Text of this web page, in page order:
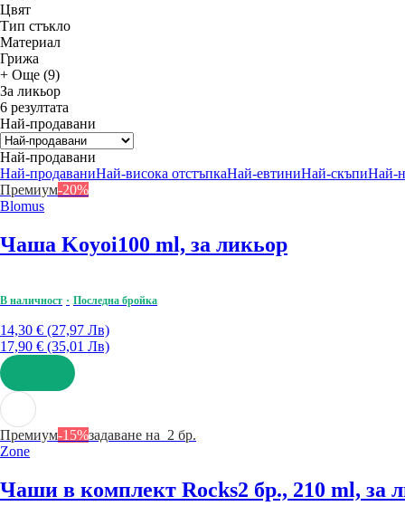
Цвят
Тип стъкло
Материал
Грижа
+ Още (9)
За ликьор
6 резултата
Най-продавани
Най-продавани
Най-продаваниНай-висока отстъпкаНай-евтиниНай-скъпиНай-
Премиум-20%
Blomus
Чаша Koyoi100 ml, за ликьор
В наличност Последна бройка
14,30 € (27,97 Лв)
17,90 € (35,01 Лв)
ДОБАВИ
Премиум-15%задаване на 2 бр.
Zone
Чаши в комплект Rocks2 бр., 210 ml, за